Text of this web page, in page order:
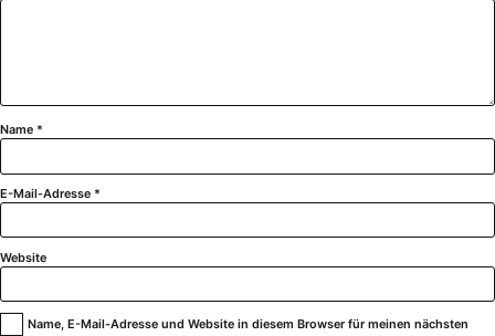
Name *
E-Mail-Adresse *
Website
Name, E-Mail-Adresse und Website in diesem Browser für meinen nächsten